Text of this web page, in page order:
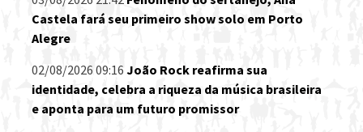
Castela fará seu primeiro show solo em Porto
Alegre
02/08/2026 09:16 João Rock reafirma sua
identidade, celebra a riqueza da música brasileira
e aponta para um futuro promissor